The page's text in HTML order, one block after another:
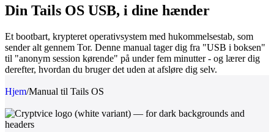
Din Tails OS USB, i dine hænder
Et bootbart, krypteret operativsystem med hukommelsestab, som
sender alt gennem Tor. Denne manual tager dig fra "USB i boksen"
til "anonym session kørende" på under fem minutter - og lærer dig
derefter, hvordan du bruger det uden at afsløre dig selv.
Hjem/Manual til Tails OS